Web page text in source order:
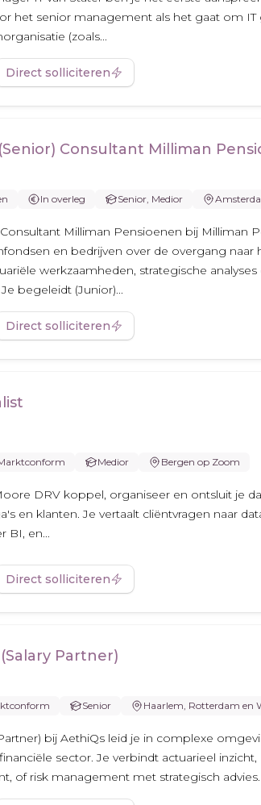
het senior management als het gaat om IT
(zoals...
Direct solliciteren
Consultant Milliman
In overleg Senior, Medior
Consultant Milliman Pensioenen bij Milliman
en bedrijven over de overgang naar
werkzaamheden, strategische analyses
begeleidt (Junior)...
Direct solliciteren
Medior Bergen op Zoom
DRV koppel, organiseer en ontsluit je
en klanten. Je vertaalt cliëntvragen naar
BI, en...
Direct solliciteren
Partner)
Senior Haarlem, Rotterdam en
bij AethiQs leid je in complexe
sector. Je verbindt actuarieel inzicht,
of risk management met strategisch advies.